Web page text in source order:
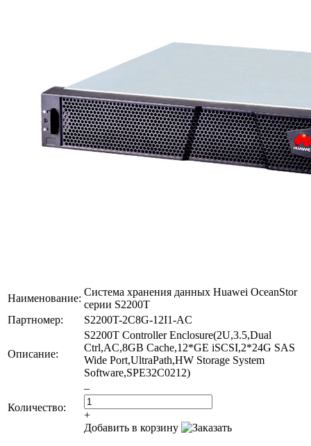
Наименование:
Система хранения данных Huawei OceanStor
серии S2200T
Партномер:
S2200T-2C8G-12I1-AC
Описание:
S2200T Controller Enclosure(2U,3.5,Dual
Ctrl,AC,8GB Cache,12*GE iSCSI,2*24G SAS
Wide Port,UltraPath,HW Storage System
Software,SPE32C0212)
Количество:
–
+
Добавить в корзину